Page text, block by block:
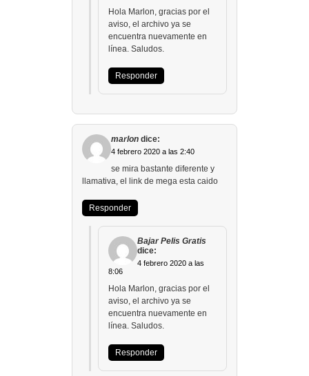
Hola Marlon, gracias por el
aviso, el archivo ya se
encuentra nuevamente en
línea. Saludos.
Responder
marlon dice:
4 febrero 2020 a las 2:40
se mira bastante diferente y
llamativa, el link de mega esta caido
Responder
Bajar Pelis Gratis
dice:
4 febrero 2020 a las
8:06
Hola Marlon, gracias por el
aviso, el archivo ya se
encuentra nuevamente en
línea. Saludos.
Responder